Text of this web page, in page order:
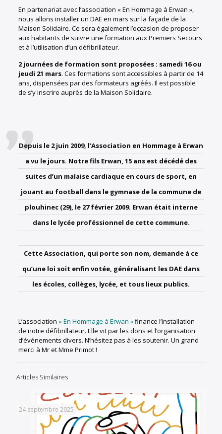
En partenariat avec l’association « En Hommage à Erwan »,
nous allons installer un DAE en mars sur la façade de la
Maison Solidaire. Ce sera également l’occasion de proposer
aux habitants de suivre une formation aux Premiers Secours
et à l’utilisation d’un défibrillateur.
2 journées de formation sont proposées : samedi 16 ou
jeudi 21 mars. Ces formations sont accessibles à partir de 14
ans, dispensées par des formateurs agréés. Il est possible
de s’y inscrire auprès de la Maison Solidaire.
Depuis le 2 juin 2009, l’Association en Hommage à Erwan
a vu le jours. Notre fils Erwan, 15 ans est décédé des
suites d’un malaise cardiaque en cours de sport, en
jouant au football dans le gymnase de la commune de
plouhinec (29), le 27 février 2009. Erwan était interne
dans le lycée proféssionnel de cette commune.
Cette Association, qui porte son nom, demande à ce
qu’une loi soit enfin votée, généralisant les DAE dans
les écoles, collèges, lycée, et tous lieux publics.
L’association « En Hommage à Erwan »finance l’installation
de notre défibrillateur. Elle vit par les dons et l’organisation
d’événements divers. N’hésitez pas à les soutenir. Un grand
merci à Mr et Mme Primot !
Articles Similaires
24 septembre 2025